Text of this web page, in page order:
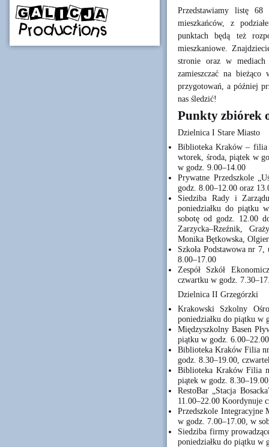
Przedstawiamy listę
mieszkańców, z
punktach będą też
mieszkaniowe.
stronie oraz w mediach
zamieszczać na
przygotowań, a później
nas śledzić!
Punkty zbiórek
Dzielnica I Stare Miasto
Biblioteka Kraków – filia
wtorek, środa, piątek w
w godz. 9.00–14.00
Prywatne Przedszkole
godz. 8.00–12.00 oraz
Siedziba Rady i
poniedziałku do piątku
sobotę od godz. 12.00
Zarzycka–Rzeźnik,
Monika Bętkowska,
Szkoła Podstawowa nr
8.00–17.00
Zespół Szkół
czwartku w godz.
Dzielnica II Grzegórzki
Krakowski Szkolny
poniedziałku do piątku w
Międzyszkolny Basen
piątku w godz.
Biblioteka Kraków Filia
godz. 8.30–19.00,
Biblioteka Kraków Filia
piątek w godz.
RestoBar „Stacja
11.00–22.00 Koordynuje
Przedszkole Integracyjne
w godz. 7.00–17.00, w
Siedziba firmy
poniedziałku do piątku w